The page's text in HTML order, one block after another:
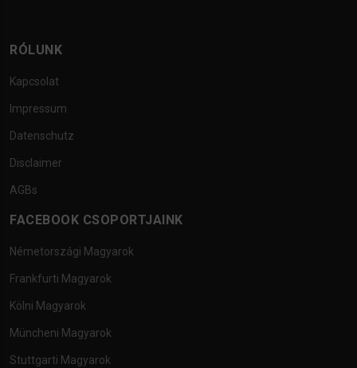
RÓLUNK
Kapcsolat
Impressum
Datenschutz
Disclaimer
AGBs
FACEBOOK CSOPORTJAINK
Németországi Magyarok
Frankfurti Magyarok
Kölni Magyarok
Müncheni Magyarok
Stuttgarti Magyarok